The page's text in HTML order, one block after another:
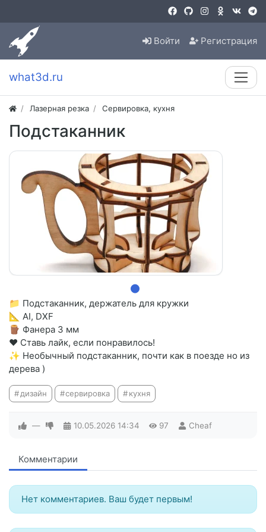
Войти Регистрация
what3d.ru
Лазерная резка Сервировка, кухня
Подстаканник
📁 Подстаканник, держатель для кружки
📐 AI, DXF
🪵 Фанера 3 мм
❤️ Ставь лайк, если понравилось!
✨ Необычный подстаканник, почти как в поезде но из
дерева )
дизайн сервировка кухня
— 10.05.2026 14:34 97 Cheaf
Комментарии
Нет комментариев. Ваш будет первым!